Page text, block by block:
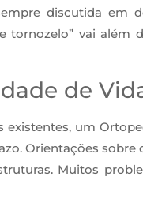
discutida em
tornozelo” vai
de
um
Orientações
Muitos